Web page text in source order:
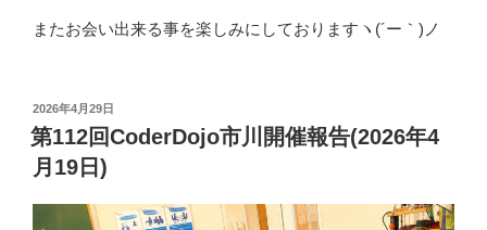
またお会い出来る事を楽しみにしておりますヽ(´ー｀)ノ
投
稿
日:
2026年4月29日
第112回CoderDojo市川開催報告(2026年4
月19日)